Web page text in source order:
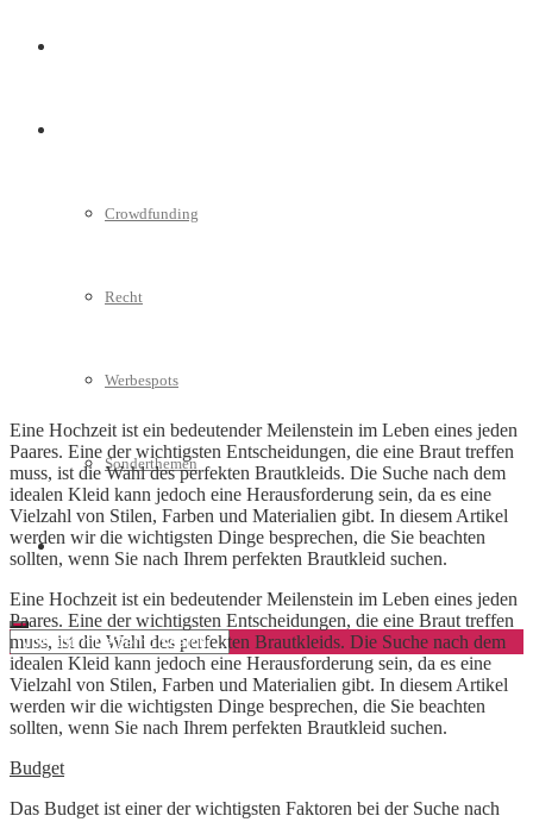
Crowdfunding
Recht
Werbespots
Sonderthemen
Geschäftskonto eröffnen
Eine Hochzeit ist ein bedeutender Meilenstein im Leben eines jeden
Paares. Eine der wichtigsten Entscheidungen, die eine Braut treffen
muss, ist die Wahl des perfekten Brautkleids. Die Suche nach dem
idealen Kleid kann jedoch eine Herausforderung sein, da es eine
Vielzahl von Stilen, Farben und Materialien gibt. In diesem Artikel
werden wir die wichtigsten Dinge besprechen, die Sie beachten
sollten, wenn Sie nach Ihrem perfekten Brautkleid suchen.
Eine Hochzeit ist ein bedeutender Meilenstein im Leben eines jeden
Paares. Eine der wichtigsten Entscheidungen, die eine Braut treffen
muss, ist die Wahl des perfekten Brautkleids. Die Suche nach dem
idealen Kleid kann jedoch eine Herausforderung sein, da es eine
Vielzahl von Stilen, Farben und Materialien gibt. In diesem Artikel
werden wir die wichtigsten Dinge besprechen, die Sie beachten
sollten, wenn Sie nach Ihrem perfekten Brautkleid suchen.
Budget
Das Budget ist einer der wichtigsten Faktoren bei der Suche nach